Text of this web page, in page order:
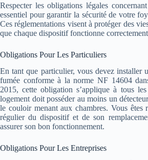
Respecter les obligations légales
essentiel pour garantir la sécurité de votre
Ces réglementations visent à protéger des
que chaque dispositif fonctionne
Obligations Pour Les Particuliers
En tant que particulier, vous devez installer
fumée conforme à la norme NF 14604
2015, cette obligation s’applique à tous
logement doit posséder au moins un
le couloir menant aux chambres. Vous êtes
régulier du dispositif et de son
assurer son bon fonctionnement.
Obligations Pour Les Entreprises